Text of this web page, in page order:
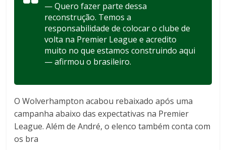
— Quero fazer parte dessa
reconstrução. Temos a
responsabilidade de colocar o clube de
volta na Premier League e acredito
muito no que estamos construindo aqui
— afirmou o brasileiro.
O Wolverhampton acabou rebaixado após uma
campanha abaixo das expectativas na Premier
League. Além de André, o elenco também conta com
os bra